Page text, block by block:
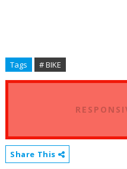
Tags # BIKE
Share This